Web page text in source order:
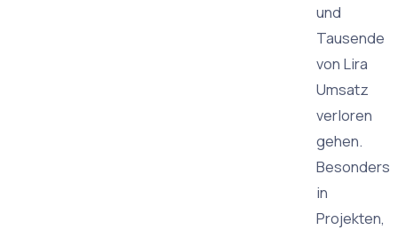
und
Tausende
von Lira
Umsatz
verloren
gehen.
Besonders
in
Projekten,